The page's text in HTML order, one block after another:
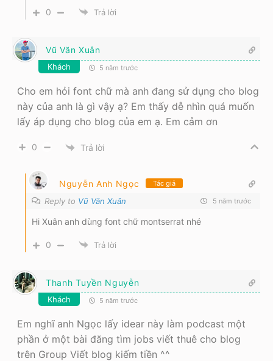
0 Trả lời
Vũ Văn Xuân
Khách 5 năm trước
Cho em hỏi font chữ mà anh đang sử dụng cho blog
này của anh là gì vậy ạ? Em thấy dễ nhìn quá muốn
lấy áp dụng cho blog của em ạ. Em cảm ơn
0 Trả lời
Nguyễn Anh Ngọc Tác giả
Reply to Vũ Văn Xuân 5 năm trước
Hi Xuân anh dùng font chữ montserrat nhé
0 Trả lời
Thanh Tuyền Nguyễn
Khách 5 năm trước
Em nghĩ anh Ngọc lấy idear này làm podcast một
phần ở một bài đăng tìm jobs viết thuê cho blog
trên Group Viết blog kiếm tiền ^^